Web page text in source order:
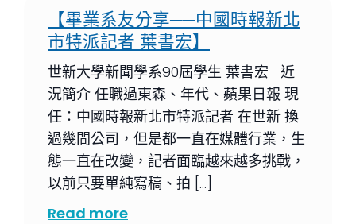
【畢業系友分享──中國時報新北
市特派記者 葉書宏】
世新大學新聞學系90屆學生 葉書宏 近
況簡介 任職過東森、年代、蘋果日報 現
任：中國時報新北市特派記者 在世新 換
過幾間公司，但是都一直在媒體行業，生
態一直在改變，記者面臨越來越多挑戰，
以前只要單純寫稿、拍 […]
Read more